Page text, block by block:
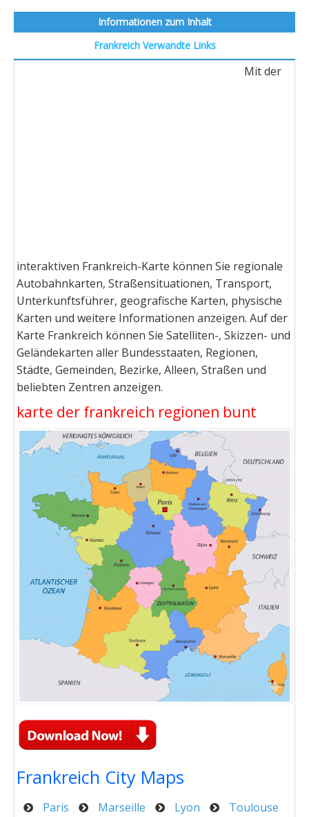
Informationen zum Inhalt
FrankreichVerwandte Links
Mit der
interaktiven Frankreich-Karte können Sie regionale
Autobahnkarten, Straßensituationen, Transport,
Unterkunftsführer, geografische Karten, physische
Karten und weitere Informationen anzeigen. Auf der
Karte Frankreich können Sie Satelliten-, Skizzen- und
Geländekarten aller Bundesstaaten, Regionen,
Städte, Gemeinden, Bezirke, Alleen, Straßen und
beliebten Zentren anzeigen.
karte der frankreich regionen bunt
Frankreich City Maps
Paris Marseille Lyon
Toulouse